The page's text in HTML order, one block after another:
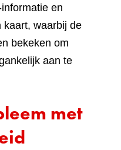
en
kaart, waarbij de
bekeken om
aan te
met